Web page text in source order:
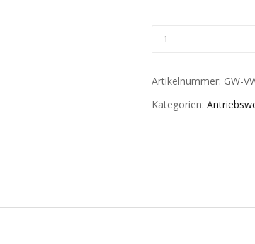
Artikelnummer: GW-
Kategorien: